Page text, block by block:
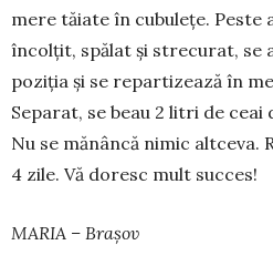
mere tăiate în cubulețe. Pe­ste
în­colțit, spălat și stre­cu­rat, se
poziția și se repartizează în
Separat, se beau 2 litri de
Nu se mănâncă nimic altceva.
4 zile. Vă do­resc mult succes!
MARIA – Brașov